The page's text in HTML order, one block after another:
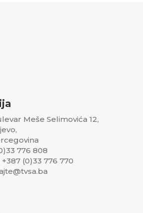
Meše Selimovića 12,
776 808
(0)33 776 770